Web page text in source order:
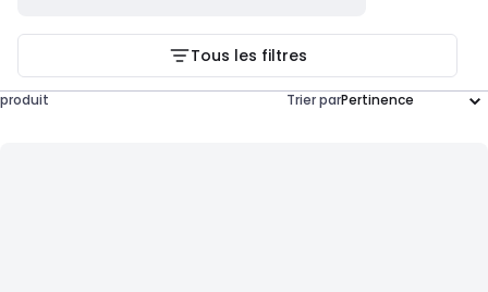
Tous les filtres
produit Trier par